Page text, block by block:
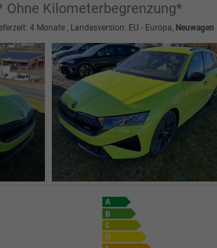
Kilometerbegrenzung*
4 Monate, Landesversion: EU - Europa, Neuwagen